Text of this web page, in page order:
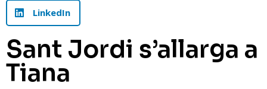
LinkedIn
Sant Jordi s’allarga a
Tiana